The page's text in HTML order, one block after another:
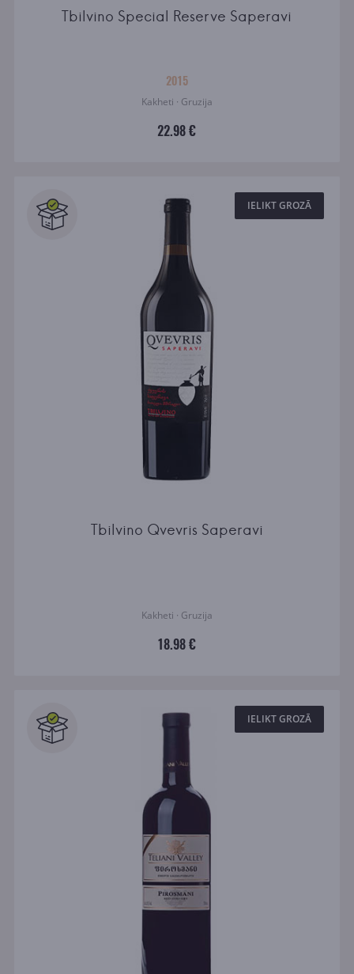
Tbilvino Special Reserve Saperavi
2015
Kakheti · Gruzija
22.98 €
IELIKT GROZĀ
Tbilvino Qvevris Saperavi
Kakheti · Gruzija
18.98 €
IELIKT GROZĀ